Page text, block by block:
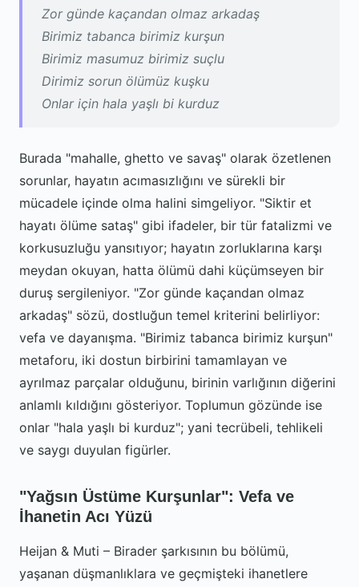
Zor günde kaçandan olmaz arkadaş
Birimiz tabanca birimiz kurşun
Birimiz masumuz birimiz suçlu
Dirimiz sorun ölümüz kuşku
Onlar için hala yaşlı bi kurduz
Burada "mahalle, ghetto ve savaş" olarak özetlenen
sorunlar, hayatın acımasızlığını ve sürekli bir
mücadele içinde olma halini simgeliyor. "Siktir et
hayatı ölüme sataş" gibi ifadeler, bir tür fatalizmi ve
korkusuzluğu yansıtıyor; hayatın zorluklarına karşı
meydan okuyan, hatta ölümü dahi küçümseyen bir
duruş sergileniyor. "Zor günde kaçandan olmaz
arkadaş" sözü, dostluğun temel kriterini belirliyor:
vefa ve dayanışma. "Birimiz tabanca birimiz kurşun"
metaforu, iki dostun birbirini tamamlayan ve
ayrılmaz parçalar olduğunu, birinin varlığının diğerini
anlamlı kıldığını gösteriyor. Toplumun gözünde ise
onlar "hala yaşlı bi kurduz"; yani tecrübeli, tehlikeli
ve saygı duyulan figürler.
"Yağsın Üstüme Kurşunlar": Vefa ve
İhanetin Acı Yüzü
Heijan & Muti – Birader şarkısının bu bölümü,
yaşanan düşmanlıklara ve geçmişteki ihanetlere